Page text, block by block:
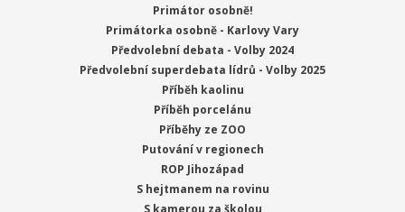
Primátor osobně!
Primátorka osobně - Karlovy Vary
Předvolební debata - Volby 2024
Předvolební superdebata lídrů - Volby 2025
Příběh kaolinu
Příběh porcelánu
Příběhy ze ZOO
Putování v regionech
ROP Jihozápad
S hejtmanem na rovinu